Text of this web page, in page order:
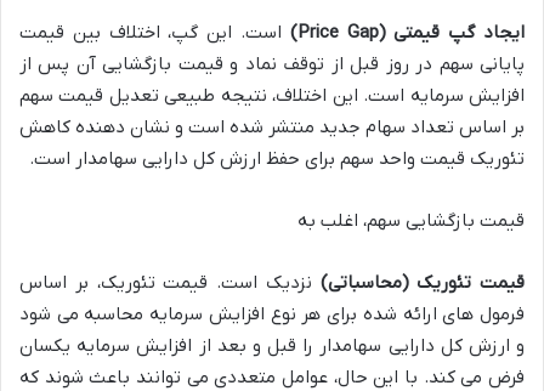
ایجاد گپ قیمتی (Price Gap)
است. این گپ، اختلاف بین قیمت
پایانی سهم در روز قبل از توقف نماد و قیمت بازگشایی آن پس از
افزایش سرمایه است. این اختلاف، نتیجه طبیعی تعدیل قیمت سهم
بر اساس تعداد سهام جدید منتشر شده است و نشان دهنده کاهش
تئوریک قیمت واحد سهم برای حفظ ارزش کل دارایی سهامدار است.
قیمت بازگشایی سهم، اغلب به
قیمت تئوریک (محاسباتی) نزدیک است. قیمت تئوریک، بر اساس
فرمول های ارائه شده برای هر نوع افزایش سرمایه محاسبه می شود
و ارزش کل دارایی سهامدار را قبل و بعد از افزایش سرمایه یکسان
فرض می کند. با این حال، عوامل متعددی می توانند باعث شوند که